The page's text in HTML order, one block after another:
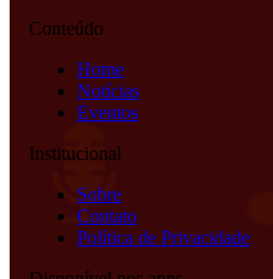
Conteúdo
Home
Notícias
Eventos
Institucional
Sobre
Contato
Política de Privacidade